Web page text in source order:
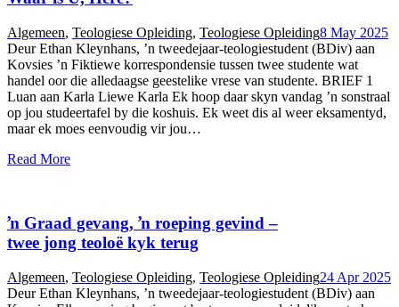
Algemeen, Teologiese Opleiding, Teologiese Opleiding8 May 2025
Deur Ethan Kleynhans, ’n tweedejaar-teologiestudent (BDiv) aan
Kovsies ’n Fiktiewe korrespondensie tussen twee studente wat
handel oor die alledaagse geestelike vrese van studente. BRIEF 1
Luan aan Karla Liewe Karla Ek hoop daar skyn vandag ’n sonstraal
op jou studeertafel by die koshuis. Ek weet dis al weer eksamentyd,
maar ek moes eenvoudig vir jou…
Read More
ŉ Graad gevang, ŉ roeping gevind –
twee jong teoloë kyk terug
Algemeen, Teologiese Opleiding, Teologiese Opleiding24 Apr 2025
Deur Ethan Kleynhans, ’n tweedejaar-teologiestudent (BDiv) aan